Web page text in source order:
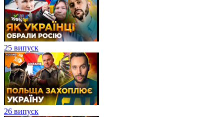
25 випуск
26 випуск